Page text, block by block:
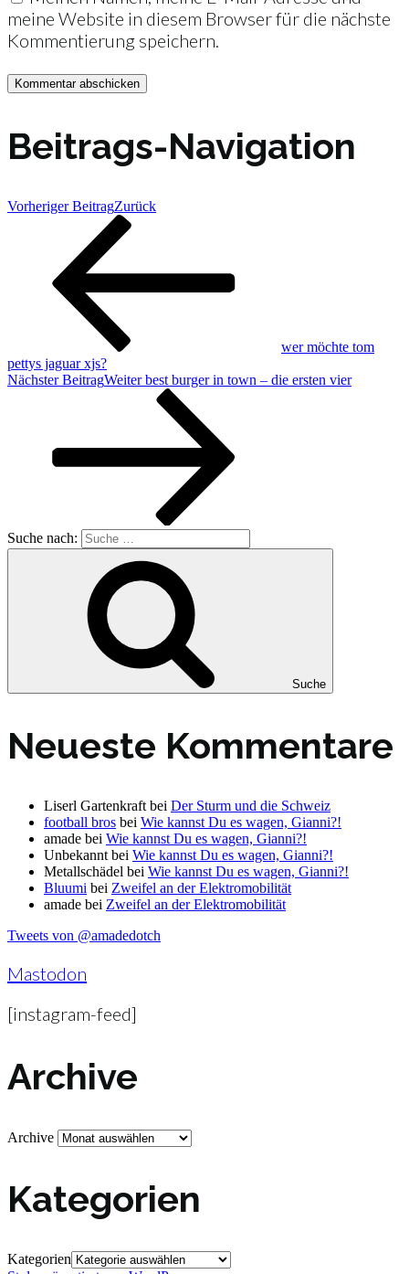
meine Website in diesem Browser für die nächste
Kommentierung speichern.
Beitrags-Navigation
Vorheriger BeitragZurück
wer möchte tom
pettys jaguar xjs?
Nächster BeitragWeiter best burger in town – die ersten vier
Suche nach:
Suche
Neueste Kommentare
Liserl Gartenkraft bei Der Sturm und die Schweiz
football bros bei Wie kannst Du es wagen, Gianni?!
amade bei Wie kannst Du es wagen, Gianni?!
Unbekannt bei Wie kannst Du es wagen, Gianni?!
Metallschädel bei Wie kannst Du es wagen, Gianni?!
Bluumi bei Zweifel an der Elektromobilität
amade bei Zweifel an der Elektromobilität
Tweets von @amadedotch
Mastodon
[instagram-feed]
Archive
Archive
Kategorien
Kategorien